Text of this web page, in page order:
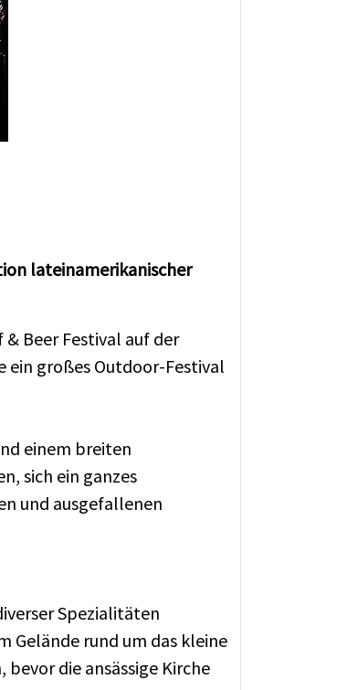
lateinamerikanischer
Beer Festival auf der
ein großes Outdoor-Festival
einem breiten
sich ein ganzes
und ausgefallenen
Spezialitäten
Gelände rund um das kleine
die ansässige Kirche